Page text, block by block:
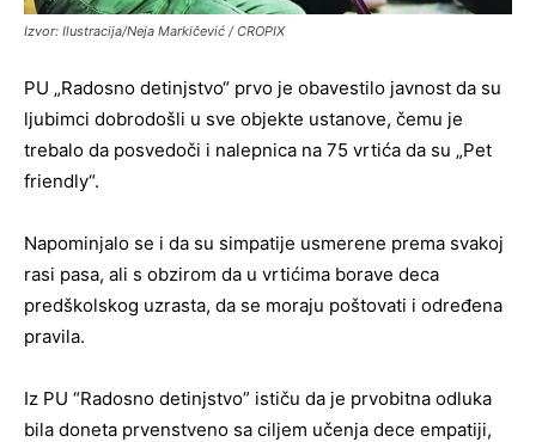
Izvor: Ilustracija/Neja Markičević / CROPIX
PU „Radosno detinjstvo“ prvo je obavestilo javnost da su
ljubimci dobrodošli u sve objekte ustanove, čemu je
trebalo da posvedoči i nalepnica na 75 vrtića da su „Pet
friendly“.
Napominjalo se i da su simpatije usmerene prema svakoj
rasi pasa, ali s obzirom da u vrtićima borave deca
predškolskog uzrasta, da se moraju poštovati i određena
pravila.
Iz PU “Radosno detinjstvo” ističu da je prvobitna odluka
bila doneta prvenstveno sa ciljem učenja dece empatiji,